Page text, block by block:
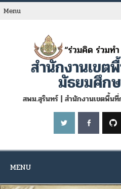
Skip
toMenu
สำนักงานเขต
มัธยมศึก
สพม.สุรินทร์ | สำนักงานเขตพื้น
MENU